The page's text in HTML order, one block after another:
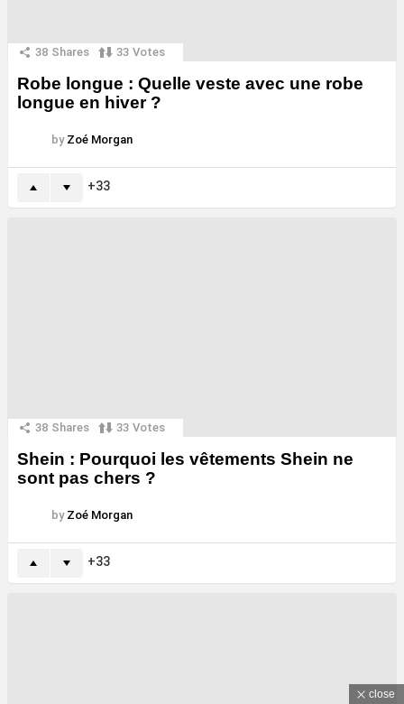
38 Shares 33 Votes
Robe longue : Quelle veste avec une robe
longue en hiver ?
by Zoé Morgan
33
38 Shares 33 Votes
Shein : Pourquoi les vêtements Shein ne
sont pas chers ?
by Zoé Morgan
33
close